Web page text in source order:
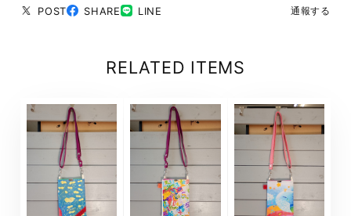
POST SHARE LINE 通報する
RELATED ITEMS